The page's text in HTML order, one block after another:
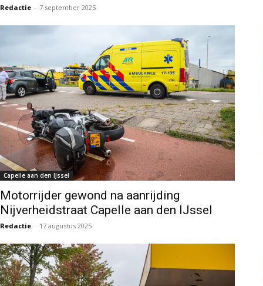
Redactie - 7 september 2025
Capelle aan den IJssel
Motorrijder gewond na aanrijding
Nijverheidstraat Capelle aan den IJssel
Redactie - 17 augustus 2025